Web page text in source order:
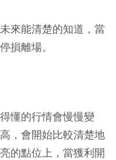
來能清楚的知道，當
損離場。
懂的行情會慢慢變
，會開始比較清楚地
的點位上，當獲利開